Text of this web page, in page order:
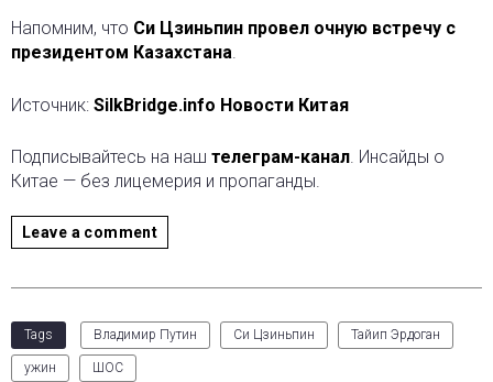
Напомним, что Си Цзиньпин провел очную встречу с
президентом Казахстана.
Источник: SilkBridge.info Новости Китая
Подписывайтесь на наш телеграм-канал. Инсайды о
Китае — без лицемерия и пропаганды.
Leave a comment
Tags Владимир Путин Си Цзиньпин Тайип Эрдоган
ужин ШОС